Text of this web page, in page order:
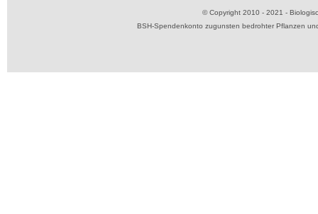
© Copyright 2010 - 2021 -
BSH-Spendenkonto zugunsten bedrohter Pflanzen